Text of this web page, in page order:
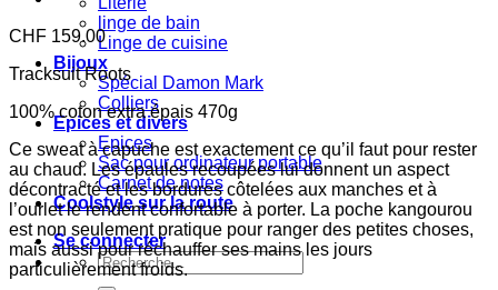
linge de bain
Linge de cuisine
Bijoux
Spécial Damon Mark
Colliers
Epices et divers
Epices
Sac pour ordinateur portable
Carnet de notes
Coolstyle sur la route
Se connecter
Recherche
pour :
CHF 159.00
Tracksuit Roots
100% coton extra épais 470g
Ce sweat à capuche est exactement ce qu’il faut pour rester
au chaud. Les épaules recoupées lui donnent un aspect
décontracté et les bordures côtelées aux manches et à
l’ourlet le rendent confortable à porter. La poche kangourou
est non seulement pratique pour ranger des petites choses,
mais aussi pour réchauffer ses mains les jours
particulièrement froids.